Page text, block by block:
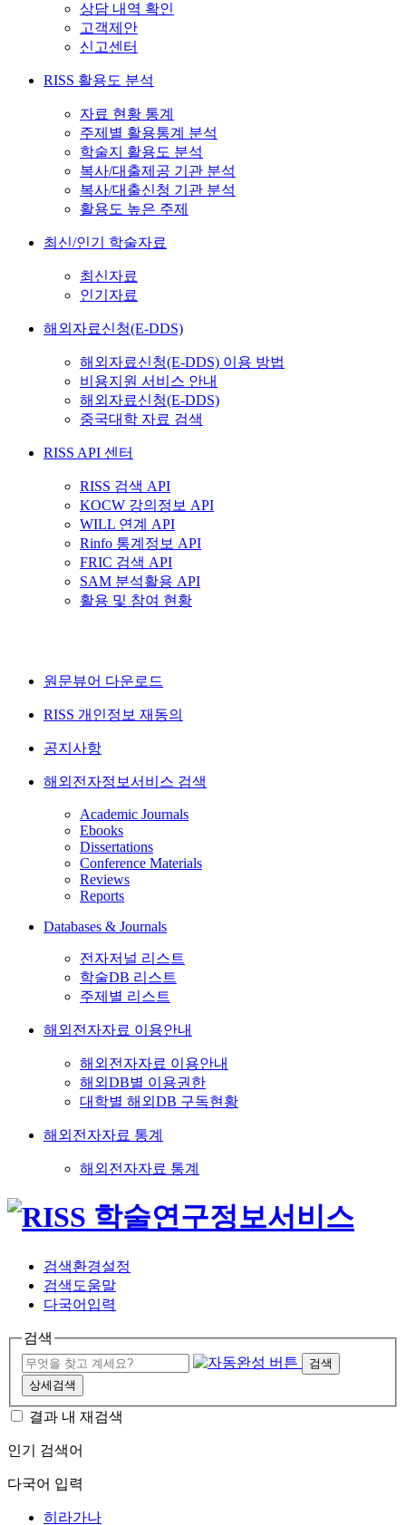
상담 내역 확인
고객제안
신고센터
RISS 활용도 분석
자료 현황 통계
주제별 활용통계 분석
학술지 활용도 분석
복사/대출제공 기관 분석
복사/대출신청 기관 분석
활용도 높은 주제
최신/인기 학술자료
최신자료
인기자료
해외자료신청(E-DDS)
해외자료신청(E-DDS) 이용 방법
비용지원 서비스 안내
해외자료신청(E-DDS)
중국대학 자료 검색
RISS API 센터
RISS 검색 API
KOCW 강의정보 API
WILL 연계 API
Rinfo 통계정보 API
FRIC 검색 API
SAM 분석활용 API
활용 및 참여 현황
원문뷰어 다운로드
RISS 개인정보 재동의
공지사항
해외전자정보서비스 검색
Academic Journals
Ebooks
Dissertations
Conference Materials
Reviews
Reports
Databases & Journals
전자저널 리스트
학술DB 리스트
주제별 리스트
해외전자자료 이용안내
해외전자자료 이용안내
해외DB별 이용권한
대학별 해외DB 구독현황
해외전자자료 통계
해외전자자료 통계
검색환경설정
검색도움말
다국어입력
검색
검색
상세검색
결과 내 재검색
인기 검색어
다국어 입력
히라가나